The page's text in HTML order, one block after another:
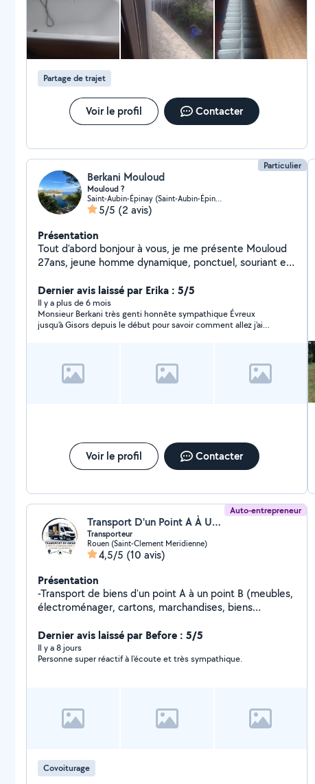
Partage de trajet
Voir le profil Contacter
Particulier
Berkani Mouloud
Mouloud ?
Saint-Aubin-Épinay (Saint-Aubin-Épinay)
5/5 (2 avis)
Présentation
Tout d'abord bonjour à vous, je me présente Mouloud
27ans, jeune homme dynamique, ponctuel, souriant etc
quelques choses alors ce sera fait dans l'art et la
manière. Merci d'avoir lu cette courte présentation
Cordialement Mouloud
Dernier avis laissé par Erika : 5/5
Il y a plus de 6 mois
Monsieur Berkani très genti honnête sympathique Évreux
jusqu'à Gisors depuis le début pour savoir comment allez j'ai
Hacquart Erika
Voir le profil Contacter
Auto-entrepreneur
Transport D'un Point A À Un Point B (Transport d'un point A à un point B)
Transporteur
Rouen (Saint-Clement Meridienne)
4,5/5 (10 avis)
Présentation
-Transport de biens d'un point A à un point B (meubles,
électroménager, cartons, marchandises, biens
Leboncoin, etc...) - Petits déménagements - Débarras
Dernier avis laissé par Before : 5/5
Il y a 8 jours
Personne super réactif à l'écoute et très sympathique.
Covoiturage